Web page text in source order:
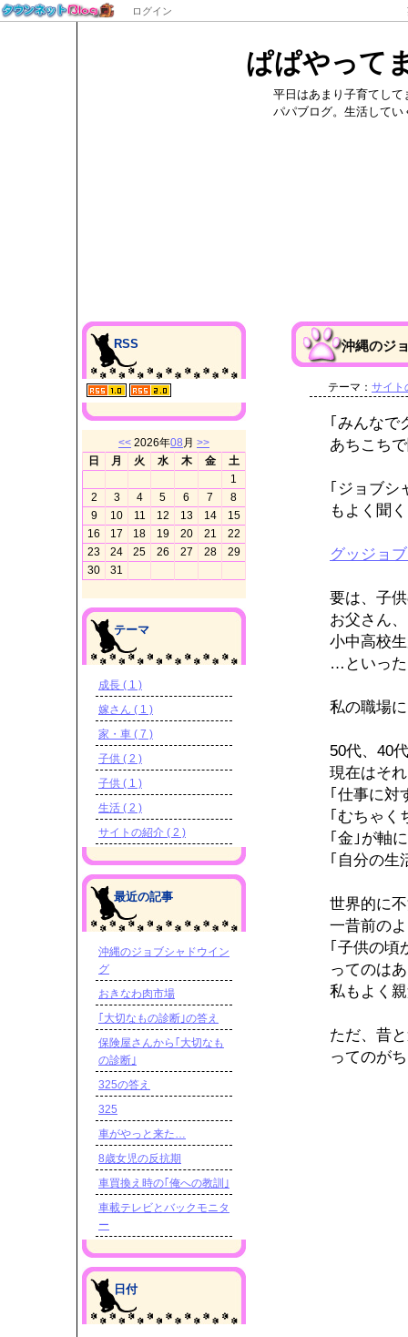
ログイン
ぱぱやって
平日はあまり子育てし
パパブログ。生活して
沖縄のジ
テーマ： サイト
｢みんなで
あちこち
｢ジョブシ
もよく聞
グッジョ
要は、子
お父さん
小中高校
…といっ
私の職場
50代、40
現在はそ
｢仕事に対
｢むちゃく
｢金｣が軸
｢自分の生
世界的に
一昔前の
｢子供の頃
ってのは
私もよく
ただ、昔
ってのが
RSS
<< 2026年08 月 >>
日
月 火 水 木 金
土
1
2
3 4 5 6 7
8
9
10 11 12 13 14
15
16
17 18 19 20 21
22
23
24 25 26 27 28
29
30
31
テーマ
成長 ( 1 )
嫁さん ( 1 )
家・車 ( 7 )
子供 ( 2 )
子供 ( 1 )
生活 ( 2 )
サイトの紹介 ( 2 )
最近の記事
沖縄のジョブシャドウイン
グ
おきなわ肉市場
｢大切なもの診断｣の答え
保険屋さんから｢大切なも
の診断｣
325の答え
325
車がやっと来た…
8歳女児の反抗期
車買換え時の｢俺への教訓｣
車載テレビとバックモニタ
ー
日付